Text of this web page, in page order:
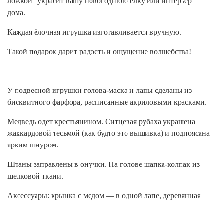
дома.
Каждая ёлочная игрушка изготавливается вручную.
Такой подарок дарит радость и ощущение волшебства!
У подвесной игрушки голова-маска и лапы сделаны из
бисквитного фарфора, расписанные акриловыми красками.
Медведь одет крестьянином. Ситцевая рубаха украшена
жаккардовой тесьмой (как будто это вышивка) и подпоясана
ярким шнуром.
Штаны заправлены в онучки. На голове шапка-колпак из
шелковой ткани.
Аксессуары: крынка с медом — в одной лапе, деревянная